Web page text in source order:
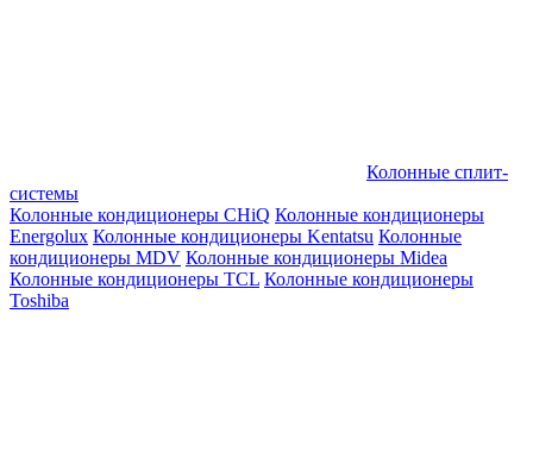
Колонные сплит-
системы
Колонные кондиционеры CHiQ Колонные кондиционеры
Energolux Колонные кондиционеры Kentatsu Колонные
кондиционеры MDV Колонные кондиционеры Midea
Колонные кондиционеры TCL Колонные кондиционеры
Toshiba